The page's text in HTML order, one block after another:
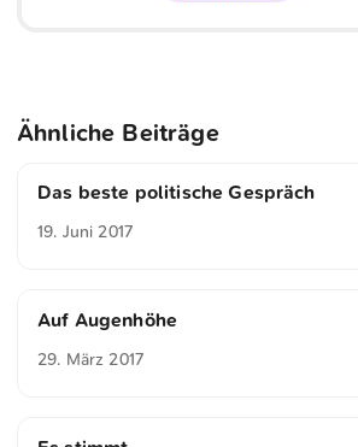
Ähnliche Beiträge
Das beste politische Gespräch
19. Juni 2017
Auf Augenhöhe
29. März 2017